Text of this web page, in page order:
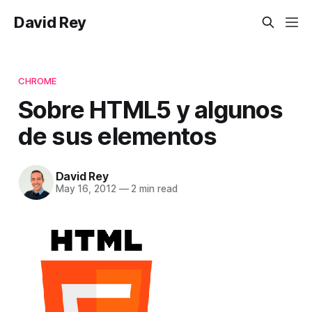
David Rey
CHROME
Sobre HTML5 y algunos
de sus elementos
David Rey
May 16, 2012 —2 min read